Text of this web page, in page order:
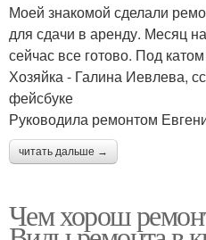
Моей знакомой сделали
для сдачи в аренду. Месяц
сейчас все готово. Под
Хозяйка - Галина Иевлева,
фейсбуке
Руководила ремонтом
читать дальше →
Чем хорош